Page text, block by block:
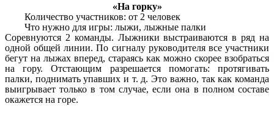
«На горку»
Количество участников: от 2 человек
Что нужно для игры: лыжи, лыжные палки
Соревнуются 2 команды. Лыжники выстраиваются в ряд на
одной общей линии. По сигналу руководителя все участники
бегут на лыжах вперед, стараясь как можно скорее взобраться
на гору. Отстающим разрешается помогать: протягивать
палки, поднимать упавших и т. д. Это важно, так как команда
выигрывает только в том случае, если она в полном составе
окажется на горе.